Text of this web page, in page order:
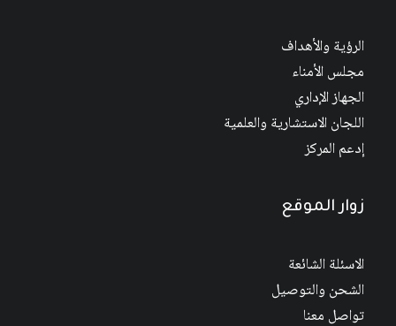
الرؤية والأهداف
مجلس الأمناء
الجهاز الإداري
اللجان الاستشارية والعلمية
إدعم المركز
زوار الموقع
الاسئلة الشائعة
الشحن والتوصيل
تواصل معنا